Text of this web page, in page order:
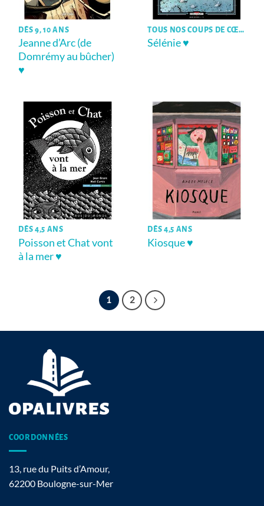
DÈS 9, 10 ANS
Jeanne d’Arc (de
Domrémy au bûcher)
♥
TOUS NOS COUPS DE CŒUR !
Sélénie ♥
DÈS 4,5 ANS
Poisson et Chat vont
à la mer ♥
DÈS 4,5 ANS
Kiosque ♥
1 2
COORDONNÉES
13, rue du Puits d’Amour,
62200 Boulogne-sur-Mer